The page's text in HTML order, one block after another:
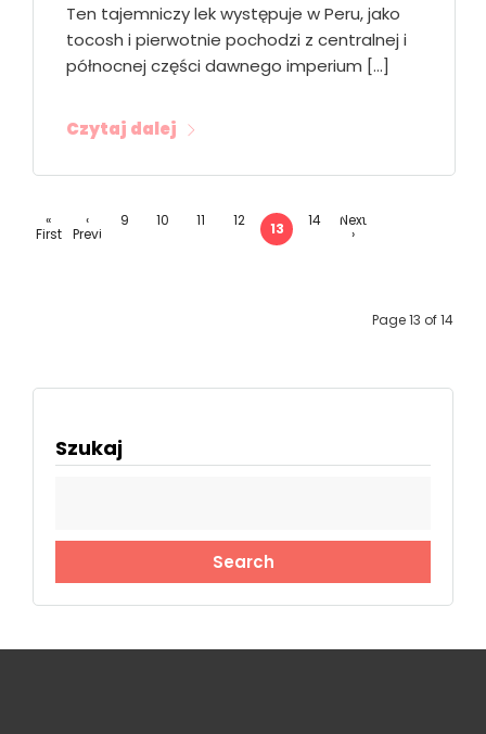
Ten tajemniczy lek występuje w Peru, jako
tocosh i pierwotnie pochodzi z centralnej i
północnej części dawnego imperium […]
Czytaj dalej
«
First
‹
Previ
9 10 11 12 13 14 Next
›
Page 13 of 14
Szukaj